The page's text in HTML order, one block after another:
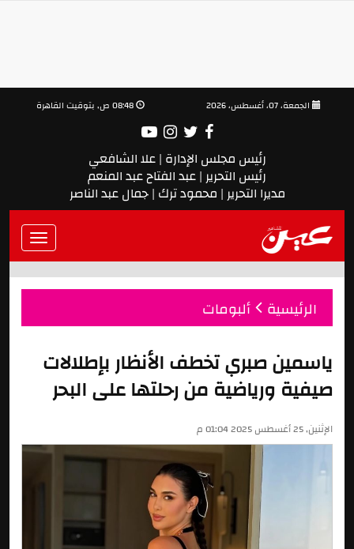
رئيس مجلس الإدارة | علا الشافعي
رئيس التحرير | عبد الفتاح عبد المنعم
مديرا التحرير | محمود ترك | جمال عبد الناصر
Toggle
الرئيسية ألبومات
ياسمين صبري تخطف الأنظار بإطلالات
صيفية ورياضية من رحلتها على البحر
الإثنين, 25 أغسطس 2025 01:04 م